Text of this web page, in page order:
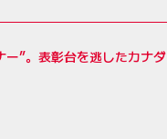
”。表彰台を逃したカナ